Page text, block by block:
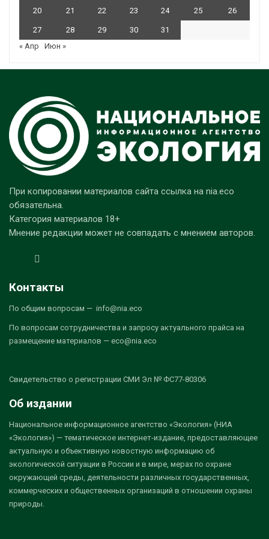
20 21 22 23 24 25 26
27 28 29 30
31
« Апр
Июн »
При копировании материалов сайта ссылка на nia.eco
обязательна.
Категория материалов 18+
Мнение редакции может не совпадать с мнением авторов.
Контакты
По общим вопросам — info@nia.eco
По вопросам сотрудничества и запросу актуального прайса на
размещение материалов — eco@nia.eco
Свидетельство о регистрации СМИ Эл № ФС77-80306
Об издании
Национальное информационное агентство «Экология» (НИА
«Экология») — тематическое интернет-издание, предоставляющее
актуальную и объективную новостную информацию об
экологической ситуации в России и в мире, мерах по охране
окружающей среды, деятельности различных государственных,
коммерческих и общественных организаций в отношении охраны
природы.